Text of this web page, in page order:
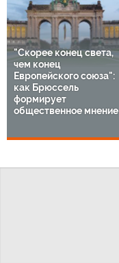
"Скорее конец света,
чем конец
Европейского союза":
как Брюссель
формирует
общественное мнение